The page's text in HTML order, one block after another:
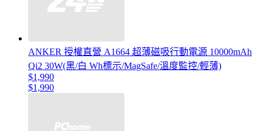
ANKER 授權直營 A1664 超薄磁吸行動電源 10000mAh
Qi2 30W(黑/白 Wh標示/MagSafe/溫度監控/輕薄)
$1,990
$1,990